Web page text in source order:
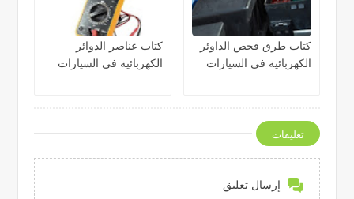
كتاب طرق فحص الداوئر
الكهربائية في السيارات
كتاب عناصر الدوائر
الكهربائية في السيارات
تعليقات
إرسال تعليق